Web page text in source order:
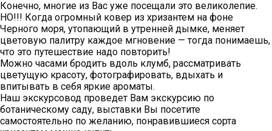
Конечно, многие из Вас уже посещали это великолепие.
НО!!! Когда огромный ковер из хризантем на фоне
Черного моря, утопающий в утренней дымке, меняет
цветовую палитру каждое мгновение — тогда понимаешь,
что это путешествие надо повторить!
Можно часами бродить вдоль клумб, рассматривать
цветущую красоту, фотографировать, вдыхать и
впитывать в себя яркие ароматы.
Наш экскурсовод проведет Вам экскурсию по
ботаническому саду, выставки Вы посетите
самостоятельно по желанию, понравившиеся сорта